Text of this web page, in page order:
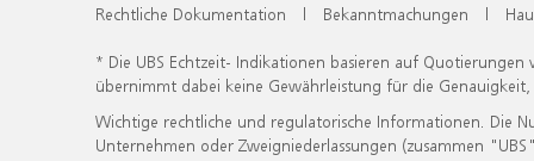
Rechtliche Dokumentation | Bekanntmachungen |
* Die UBS Echtzeit- Indikationen basieren auf
übernimmt dabei keine Gewährleistung für die
Wichtige rechtliche und regulatorische Informationen. Die
Unternehmen oder Zweigniederlassungen (zusammen